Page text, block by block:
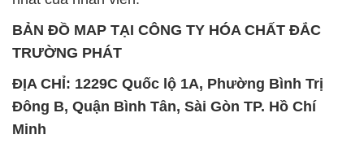
Đông B, Quận Bình Tân, Sài Gòn TP. Hồ Chí
Minh